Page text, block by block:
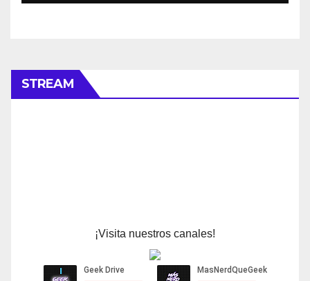
STREAM
¡Visita nuestros canales!